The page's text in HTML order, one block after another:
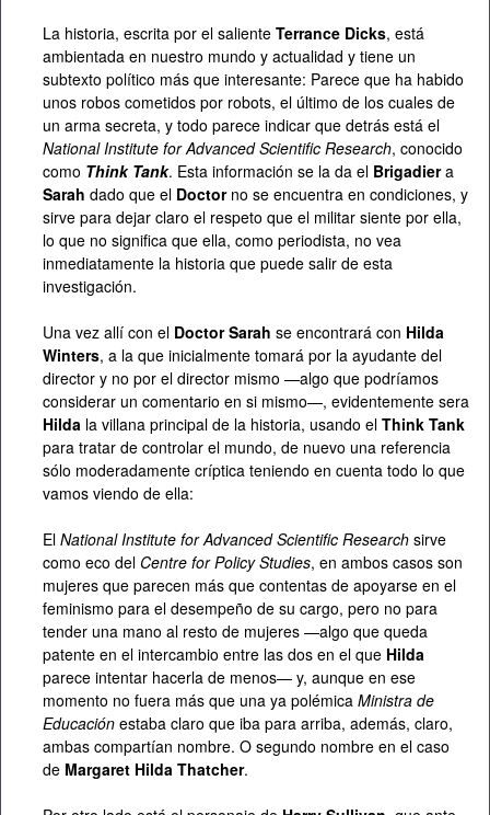
La historia, escrita por el saliente Terrance Dicks, está
ambientada en nuestro mundo y actualidad y tiene un
subtexto político más que interesante: Parece que ha habido
unos robos cometidos por robots, el último de los cuales de
un arma secreta, y todo parece indicar que detrás está el
National Institute for Advanced Scientific Research, conocido
como Think Tank. Esta información se la da el Brigadiera
Sarah dado que el Doctorno se encuentra en condiciones, y
sirve para dejar claro el respeto que el militar siente por ella,
lo que no significa que ella, como periodista, no vea
inmediatamente la historia que puede salir de esta
investigación.
Una vez allí con el Doctor Sarah se encontrará con Hilda
Winters, a la que inicialmente tomará por la ayudante del
director y no por el director mismo —algo que podríamos
considerar un comentario en si mismo—, evidentemente sera
Hilda la villana principal de la historia, usando el Think Tank
para tratar de controlar el mundo, de nuevo una referencia
sólo moderadamente críptica teniendo en cuenta todo lo que
vamos viendo de ella:
El National Institute for Advanced Scientific Research sirve
como eco del Centre for Policy Studies, en ambos casos son
mujeres que parecen más que contentas de apoyarse en el
feminismo para el desempeño de su cargo, pero no para
tender una mano al resto de mujeres —algo que queda
patente en el intercambio entre las dos en el que Hilda
parece intentar hacerla de menos— y, aunque en ese
momento no fuera más que una ya polémica Ministra de
Educación estaba claro que iba para arriba, además, claro,
ambas compartían nombre. O segundo nombre en el caso
de Margaret Hilda Thatcher.